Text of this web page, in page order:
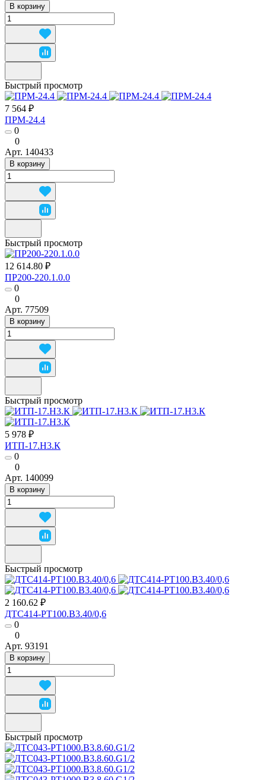
В корзину
Быстрый просмотр
7 564 ₽
ПРМ-24.4
0
0
Арт. 140433
В корзину
Быстрый просмотр
12 614.80 ₽
ПР200-220.1.0.0
0
0
Арт. 77509
В корзину
Быстрый просмотр
5 978 ₽
ИТП-17.Н3.К
0
0
Арт. 140099
В корзину
Быстрый просмотр
2 160.62 ₽
ДТС414-РТ100.В3.40/0,6
0
0
Арт. 93191
В корзину
Быстрый просмотр